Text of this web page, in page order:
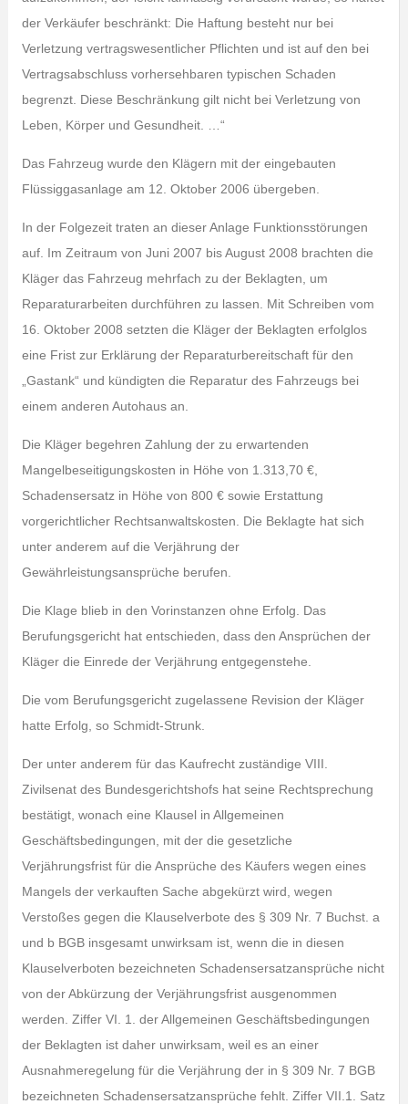
der Verkäufer beschränkt: Die Haftung besteht nur bei
Verletzung vertragswesentlicher Pflichten und ist auf den bei
Vertragsabschluss vorhersehbaren typischen Schaden
begrenzt. Diese Beschränkung gilt nicht bei Verletzung von
Leben, Körper und Gesundheit. …“
Das Fahrzeug wurde den Klägern mit der eingebauten
Flüssiggasanlage am 12. Oktober 2006 übergeben.
In der Folgezeit traten an dieser Anlage Funktionsstörungen
auf. Im Zeitraum von Juni 2007 bis August 2008 brachten die
Kläger das Fahrzeug mehrfach zu der Beklagten, um
Reparaturarbeiten durchführen zu lassen. Mit Schreiben vom
16. Oktober 2008 setzten die Kläger der Beklagten erfolglos
eine Frist zur Erklärung der Reparaturbereitschaft für den
„Gastank“ und kündigten die Reparatur des Fahrzeugs bei
einem anderen Autohaus an.
Die Kläger begehren Zahlung der zu erwartenden
Mangelbeseitigungskosten in Höhe von 1.313,70 €,
Schadensersatz in Höhe von 800 € sowie Erstattung
vorgerichtlicher Rechtsanwaltskosten. Die Beklagte hat sich
unter anderem auf die Verjährung der
Gewährleistungsansprüche berufen.
Die Klage blieb in den Vorinstanzen ohne Erfolg. Das
Berufungsgericht hat entschieden, dass den Ansprüchen der
Kläger die Einrede der Verjährung entgegenstehe.
Die vom Berufungsgericht zugelassene Revision der Kläger
hatte Erfolg, so Schmidt-Strunk.
Der unter anderem für das Kaufrecht zuständige VIII.
Zivilsenat des Bundesgerichtshofs hat seine Rechtsprechung
bestätigt, wonach eine Klausel in Allgemeinen
Geschäftsbedingungen, mit der die gesetzliche
Verjährungsfrist für die Ansprüche des Käufers wegen eines
Mangels der verkauften Sache abgekürzt wird, wegen
Verstoßes gegen die Klauselverbote des § 309 Nr. 7 Buchst. a
und b BGB insgesamt unwirksam ist, wenn die in diesen
Klauselverboten bezeichneten Schadensersatzansprüche nicht
von der Abkürzung der Verjährungsfrist ausgenommen
werden. Ziffer VI. 1. der Allgemeinen Geschäftsbedingungen
der Beklagten ist daher unwirksam, weil es an einer
Ausnahmeregelung für die Verjährung der in § 309 Nr. 7 BGB
bezeichneten Schadensersatzansprüche fehlt. Ziffer VII.1. Satz